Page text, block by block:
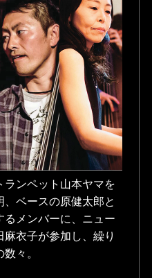
ンペット山本ヤマを
ベースの原健太郎と
るメンバーに、ニュー
衣子が参加し、繰り
々。